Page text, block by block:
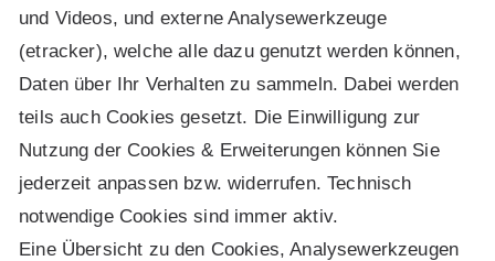
und Videos, und externe Analysewerkzeuge
(etracker), welche alle dazu genutzt werden können,
Daten über Ihr Verhalten zu sammeln. Dabei werden
teils auch Cookies gesetzt. Die Einwilligung zur
Nutzung der Cookies & Erweiterungen können Sie
jederzeit anpassen bzw. widerrufen. Technisch
notwendige Cookies sind immer aktiv.
Eine Übersicht zu den Cookies, Analysewerkzeugen